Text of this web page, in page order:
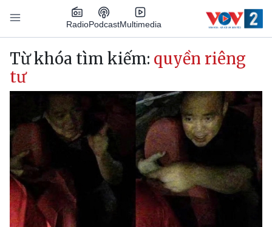
Nhảy đến nội dung
RadioPodcastMultimedia
Main navigation
Từ khóa tìm kiếm: quyền riêng
tư